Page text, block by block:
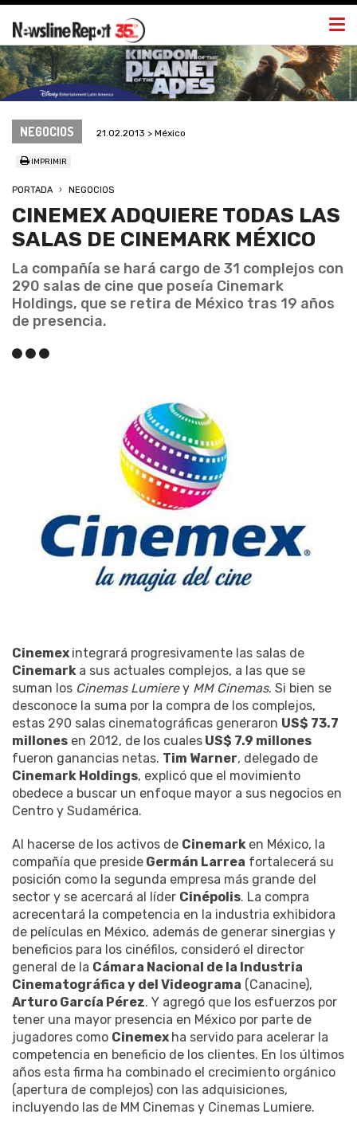
NEGOCIOS 21.02.2013 > México
IMPRIMIR
PORTADA NEGOCIOS
CINEMEX ADQUIERE TODAS LAS
SALAS DE CINEMARK MÉXICO
La compañía se hará cargo de 31 complejos con
290 salas de cine que poseía Cinemark
Holdings, que se retira de México tras 19 años
de presencia.
Cinemex integrará progresivamente las salas de
Cinemark a sus actuales complejos, a las que se
suman los Cinemas Lumierey MM Cinemas. Si bien se
desconoce la suma por la compra de los complejos,
estas 290 salas cinematográficas generaron US$ 73.7
millones en 2012, de los cuales US$ 7.9 millones
fueron ganancias netas. Tim Warner, delegado de
Cinemark Holdings, explicó que el movimiento
obedece a buscar un enfoque mayor a sus negocios en
Centro y Sudamérica.
Al hacerse de los activos de Cinemark en México, la
compañía que preside Germán Larrea fortalecerá su
posición como la segunda empresa más grande del
sector y se acercará al líder Cinépolis. La compra
acrecentará la competencia en la industria exhibidora
de películas en México, además de generar sinergias y
beneficios para los cinéfilos, consideró el director
general de la Cámara Nacional de la Industria
Cinematográfica y del Videograma (Canacine),
Arturo García Pérez. Y agregó que los esfuerzos por
tener una mayor presencia en México por parte de
jugadores como Cinemex ha servido para acelerar la
competencia en beneficio de los clientes. En los últimos
años esta firma ha combinado el crecimiento orgánico
(apertura de complejos) con las adquisiciones,
incluyendo las de MM Cinemas y Cinemas Lumiere.